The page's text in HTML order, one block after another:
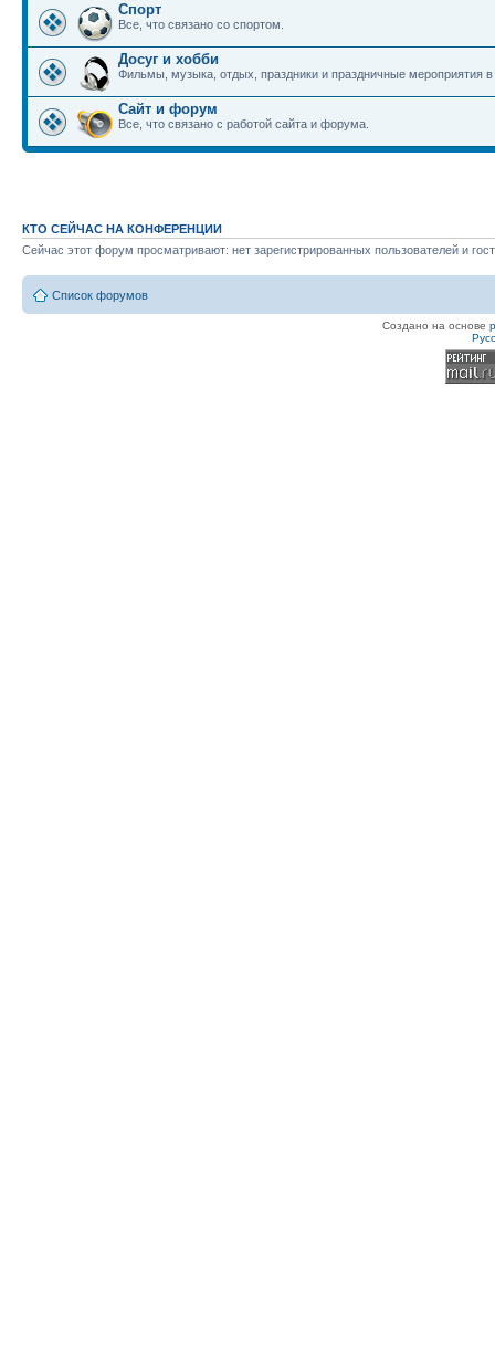
Спорт
Все, что связано со спортом.
Досуг и хобби
Фильмы, музыка, отдых, праздники и праздничные мероприятия
Сайт и форум
Все, что связано с работой сайта и форума.
КТО СЕЙЧАС НА КОНФЕРЕНЦИИ
Сейчас этот форум просматривают: нет зарегистрированных пользователей и
Список форумов
Создано на основе